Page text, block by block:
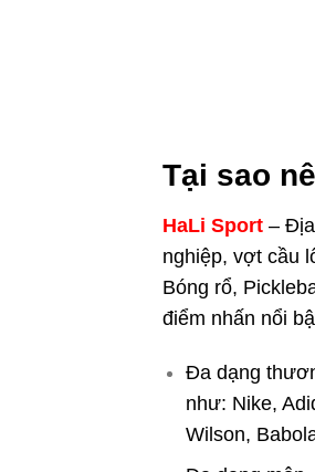
Tại sao
HaLi Sport –
nghiệp, vợt cầu
Bóng rổ,
điểm nhấn nổi
Đa dạng
như: Nike,
Wilson,